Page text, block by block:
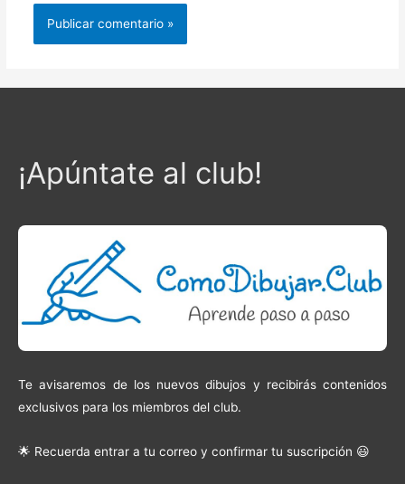
¡Apúntate al club!
Te avisaremos de los nuevos dibujos y recibirás contenidos
exclusivos para los miembros del club.
🌟 Recuerda entrar a tu correo y confirmar tu suscripción 😃